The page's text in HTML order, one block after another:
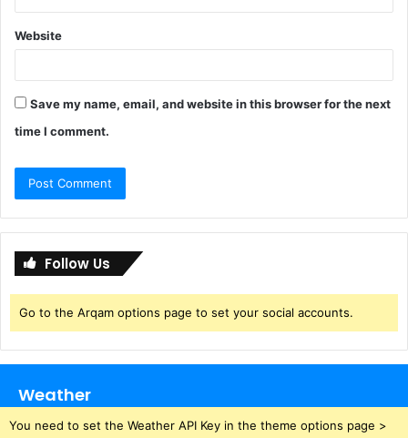
Website
Save my name, email, and website in this browser for the next
time I comment.
Follow Us
Go to the Arqam options page to set your social accounts.
Weather
You need to set the Weather API Key in the theme options page >